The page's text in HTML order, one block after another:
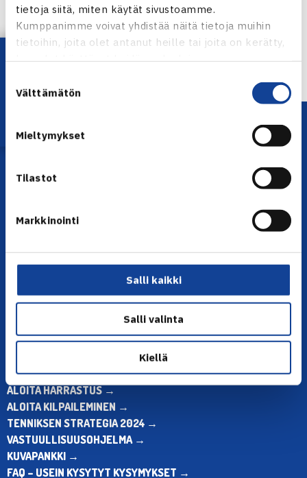
tietoja siitä, miten käytät sivustoamme.
Kumppanimme voivat yhdistää näitä tietoja muihin
tietoihin, joita olet antanut heille tai joita on kerätty,
kun olet käyttänyt heidän palvelujaan.
valinta
Välttämätön
Mieltymykset
Tilastot
Markkinointi
Salli kaikki
Salli valinta
Kiellä
← Edellinen
Lataa OmaTennis!
YHTEYSTIEDOT
Olympiastadion, Paavo Nurmen tie 1, 00250 Helsinki
Puh. 010 574 3959
ma-pe klo 10.00-12.00
Muina aikoina olkaa yhteydessä
sähköpostitse: toimisto@tennis.fi
ALOITA HARRASTUS →
ALOITA KILPAILEMINEN →
TENNIKSEN STRATEGIA 2024 →
VASTUULLISUUSOHJELMA →
KUVAPANKKI →
FAQ – USEIN KYSYTYT KYSYMYKSET →